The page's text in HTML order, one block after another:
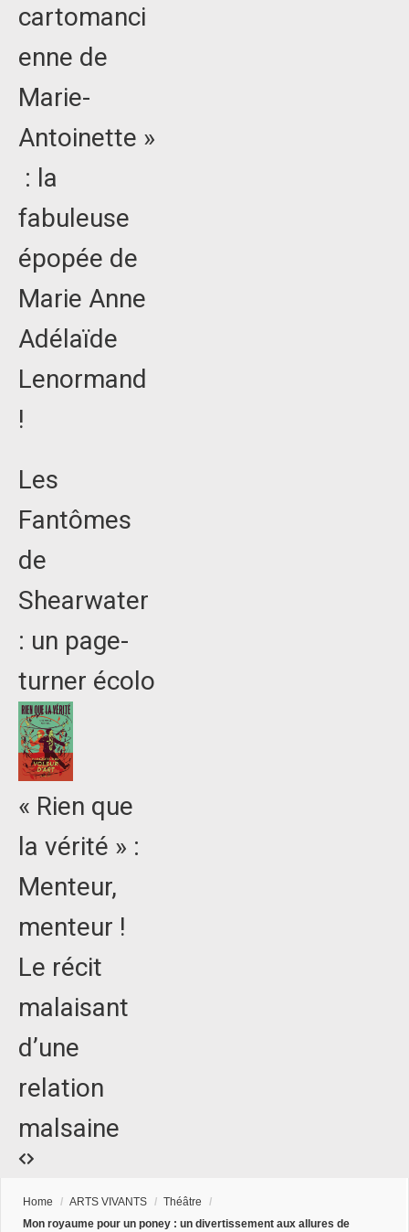
cartomanci
enne de
Marie-
Antoinette »
: la
fabuleuse
épopée de
Marie Anne
Adélaïde
Lenormand
!
Les
Fantômes
de
Shearwater
: un page-
turner écolo
« Rien que
la vérité » :
Menteur,
menteur !
Le récit
malaisant
d’une
relation
malsaine
Home / ARTS VIVANTS / Théâtre
/
Mon royaume pour un poney : un divertissement aux allures de